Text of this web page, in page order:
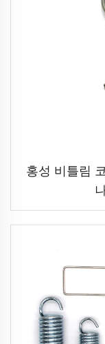
홍성 비틀림